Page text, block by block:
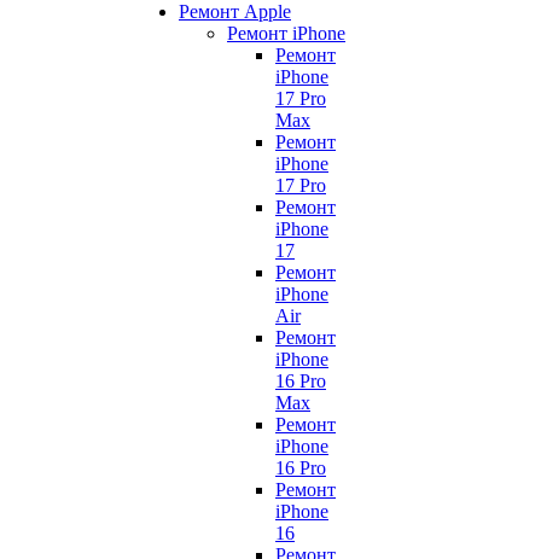
Ремонт Apple
Ремонт iPhone
Ремонт
iPhone
17 Pro
Max
Ремонт
iPhone
17 Pro
Ремонт
iPhone
17
Ремонт
iPhone
Air
Ремонт
iPhone
16 Pro
Max
Ремонт
iPhone
16 Pro
Ремонт
iPhone
16
Ремонт